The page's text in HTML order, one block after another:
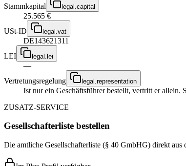
Stammkapital
legal.capital
25.565 €
USt-ID
legal.vat
DE143621311
LEI
legal.lei
—
Vertretungsregelung
legal.representation
Ist nur ein Geschäftsführer bestellt, vertritt er allein.
ZUSATZ-SERVICE
Gesellschafterliste bestellen
Die amtliche Gesellschafterliste (§ 40 GmbHG) direkt